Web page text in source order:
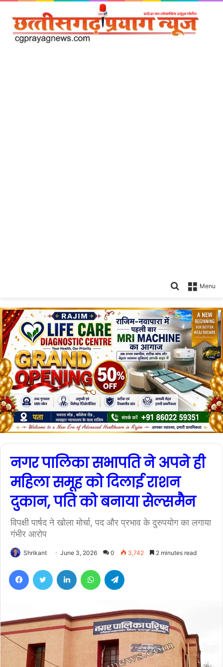
Menu
Search
नगर पालिका सभापति ने अपने ही
महिला समूह को दिलाई राशन
दुकान, पति को बनाया सेल्समैन
विपक्षी पार्षद ने खोला मोर्चा, पद और प्रभाव के दुरुपयोग का लगाया
गंभीर आरोप
Shrikant June 3, 2026 0 3,742 2 minutes read